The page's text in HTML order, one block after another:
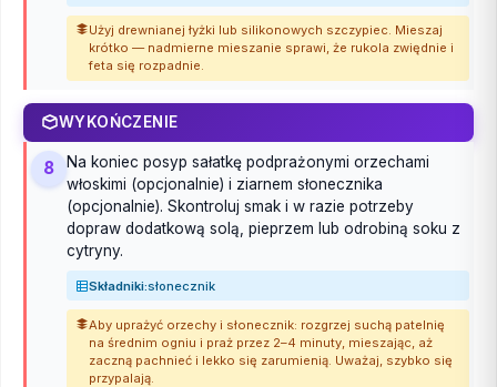
Użyj drewnianej łyżki lub silikonowych szczypiec. Mieszaj
krótko — nadmierne mieszanie sprawi, że rukola zwiędnie i
feta się rozpadnie.
WYKOŃCZENIE
8
Na koniec posyp sałatkę podprażonymi orzechami
włoskimi (opcjonalnie) i ziarnem słonecznika
(opcjonalnie). Skontroluj smak i w razie potrzeby
dopraw dodatkową solą, pieprzem lub odrobiną soku z
cytryny.
Składniki:słonecznik
Aby uprażyć orzechy i słonecznik: rozgrzej suchą patelnię
na średnim ogniu i praż przez 2–4 minuty, mieszając, aż
zaczną pachnieć i lekko się zarumienią. Uważaj, szybko się
przypalają.